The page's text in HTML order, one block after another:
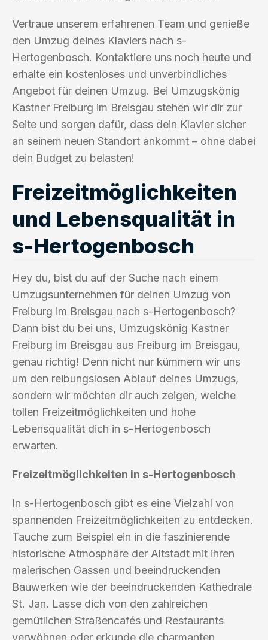
Vertraue unserem erfahrenen Team und genieße
den Umzug deines Klaviers nach s-
Hertogenbosch. Kontaktiere uns noch heute und
erhalte ein kostenloses und unverbindliches
Angebot für deinen Umzug. Bei Umzugskönig
Kastner Freiburg im Breisgau stehen wir dir zur
Seite und sorgen dafür, dass dein Klavier sicher
an seinem neuen Standort ankommt – ohne dabei
dein Budget zu belasten!
Freizeitmöglichkeiten
und Lebensqualität in
s-Hertogenbosch
Hey du, bist du auf der Suche nach einem
Umzugsunternehmen für deinen Umzug von
Freiburg im Breisgau nach s-Hertogenbosch?
Dann bist du bei uns, Umzugskönig Kastner
Freiburg im Breisgau aus Freiburg im Breisgau,
genau richtig! Denn nicht nur kümmern wir uns
um den reibungslosen Ablauf deines Umzugs,
sondern wir möchten dir auch zeigen, welche
tollen Freizeitmöglichkeiten und hohe
Lebensqualität dich in s-Hertogenbosch
erwarten.
Freizeitmöglichkeiten in s-Hertogenbosch
In s-Hertogenbosch gibt es eine Vielzahl von
spannenden Freizeitmöglichkeiten zu entdecken.
Tauche zum Beispiel ein in die faszinierende
historische Atmosphäre der Altstadt mit ihren
malerischen Gassen und beeindruckenden
Bauwerken wie der beeindruckenden Kathedrale
St. Jan. Lasse dich von den zahlreichen
gemütlichen Straßencafés und Restaurants
verwöhnen oder erkunde die charmanten